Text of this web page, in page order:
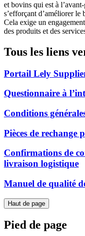
et bovins qui est à
s’efforçant d’améliorer le
Cela exige un
des produits et des
Tous les liens
Portail Lely
Questionnaire à
Conditions
Pièces de rechange
Confirmations de
livraison logistique
Manuel de qualité
Haut de page
Pied de page